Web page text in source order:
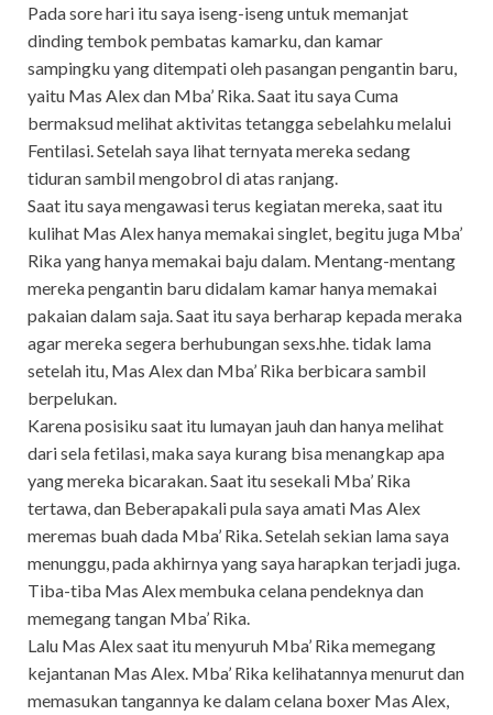
Pada sore hari itu saya iseng-iseng untuk memanjat
dinding tembok pembatas kamarku, dan kamar
sampingku yang ditempati oleh pasangan pengantin baru,
yaitu Mas Alex dan Mba’ Rika. Saat itu saya Cuma
bermaksud melihat aktivitas tetangga sebelahku melalui
Fentilasi. Setelah saya lihat ternyata mereka sedang
tiduran sambil mengobrol di atas ranjang.
Saat itu saya mengawasi terus kegiatan mereka, saat itu
kulihat Mas Alex hanya memakai singlet, begitu juga Mba’
Rika yang hanya memakai baju dalam. Mentang-mentang
mereka pengantin baru didalam kamar hanya memakai
pakaian dalam saja. Saat itu saya berharap kepada meraka
agar mereka segera berhubungan sexs.hhe. tidak lama
setelah itu, Mas Alex dan Mba’ Rika berbicara sambil
berpelukan.
Karena posisiku saat itu lumayan jauh dan hanya melihat
dari sela fetilasi, maka saya kurang bisa menangkap apa
yang mereka bicarakan. Saat itu sesekali Mba’ Rika
tertawa, dan Beberapakali pula saya amati Mas Alex
meremas buah dada Mba’ Rika. Setelah sekian lama saya
menunggu, pada akhirnya yang saya harapkan terjadi juga.
Tiba-tiba Mas Alex membuka celana pendeknya dan
memegang tangan Mba’ Rika.
Lalu Mas Alex saat itu menyuruh Mba’ Rika memegang
kejantanan Mas Alex. Mba’ Rika kelihatannya menurut dan
memasukan tangannya ke dalam celana boxer Mas Alex,